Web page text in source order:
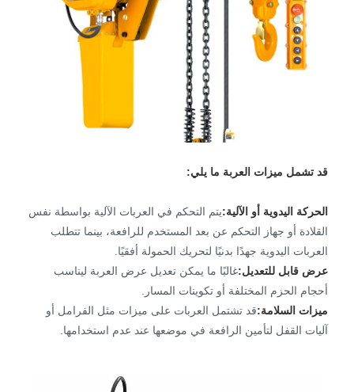
قد تشمل ميزات العربة ما يلي:
الحركة اليدوية أو الآلية:يتم التحكم في العربات الآلية بواسطة نفس
القلادة أو جهاز التحكم عن بعد المستخدم للرافعة، بينما تتطلب
العربات اليدوية جهدًا بدنيًا لتحريك الحمولة أفقيًا.
عرض قابل للتعديل:غالبًا ما يمكن تعديل عرض العربة ليناسب
أحجام الحزم المختلفة أو تكوينات المسار.
ميزات السلامة:قد تشتمل العربات على ميزات مثل الفرامل أو
آليات القفل لتأمين الرافعة في موضعها عند عدم استخدامها.